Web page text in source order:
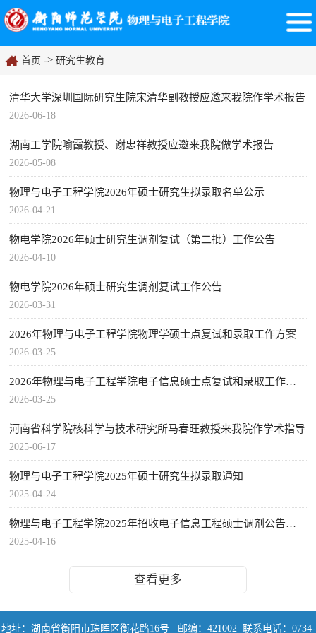
首页 -> 研究生教育
清华大学深圳国际研究生院宋清华副教授应邀来我院作学术报告
2026-06-18
湖南工学院喻霞教授、谢忠祥教授应邀来我院做学术报告
2026-05-08
物理与电子工程学院2026年硕士研究生拟录取名单公示
2026-04-21
物电学院2026年硕士研究生调剂复试（第二批）工作公告
2026-04-10
物电学院2026年硕士研究生调剂复试工作公告
2026-03-31
2026年物理与电子工程学院物理学硕士点复试和录取工作方案
2026-03-25
2026年物理与电子工程学院电子信息硕士点复试和录取工作方案
2026-03-25
河南省科学院核科学与技术研究所马春旺教授来我院作学术指导
2025-06-17
物理与电子工程学院2025年硕士研究生拟录取通知
2025-04-24
物理与电子工程学院2025年招收电子信息工程硕士调剂公告（第三批调剂）
2025-04-16
查看更多
地址：湖南省衡阳市珠晖区衡花路16号 邮编：421002 联系电话：0734-